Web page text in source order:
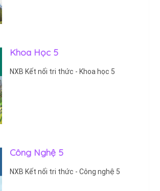
Khoa Học 5
NXB Kết nối tri thức - Khoa học 5
Công Nghệ 5
NXB Kết nối tri thức - Công nghệ 5